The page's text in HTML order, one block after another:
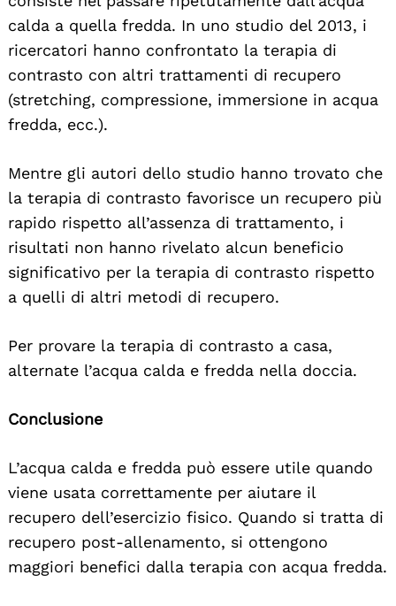
calda a quella fredda. In uno studio del 2013, i
ricercatori hanno confrontato la terapia di
contrasto con altri trattamenti di recupero
(stretching, compressione, immersione in acqua
fredda, ecc.).
Mentre gli autori dello studio hanno trovato che
la terapia di contrasto favorisce un recupero più
rapido rispetto all’assenza di trattamento, i
risultati non hanno rivelato alcun beneficio
significativo per la terapia di contrasto rispetto
a quelli di altri metodi di recupero.
Per provare la terapia di contrasto a casa,
alternate l’acqua calda e fredda nella doccia.
Conclusione
L’acqua calda e fredda può essere utile quando
viene usata correttamente per aiutare il
recupero dell’esercizio fisico. Quando si tratta di
recupero post-allenamento, si ottengono
maggiori benefici dalla terapia con acqua fredda.